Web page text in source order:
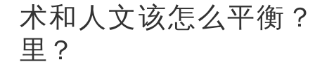
术和人文该怎么平衡
里？